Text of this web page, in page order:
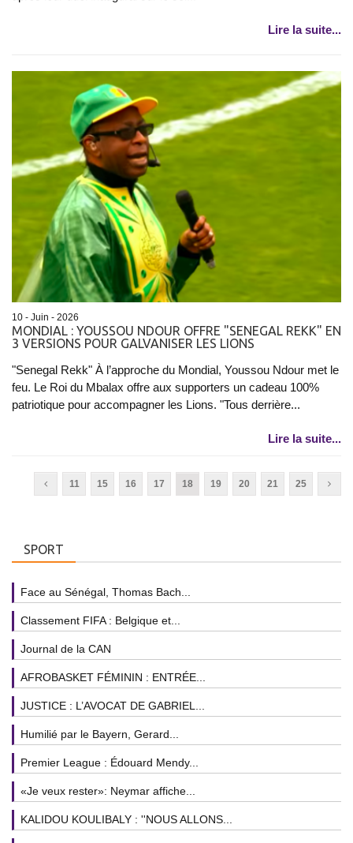
Lire la suite...
10 - Juin - 2026
MONDIAL : YOUSSOU NDOUR OFFRE "SENEGAL REKK" EN
3 VERSIONS POUR GALVANISER LES LIONS
"Senegal Rekk" À l’approche du Mondial, Youssou Ndour met le
feu. Le Roi du Mbalax offre aux supporters un cadeau 100%
patriotique pour accompagner les Lions. "Tous derrière...
Lire la suite...
11 15 16 17 18 19 20 21 25
SPORT
Face au Sénégal, Thomas Bach...
Classement FIFA : Belgique et...
Journal de la CAN
AFROBASKET FÉMININ : ENTRÉE...
JUSTICE : L’AVOCAT DE GABRIEL...
Humilié par le Bayern, Gerard...
Premier League : Édouard Mendy...
«Je veux rester»: Neymar affiche...
KALIDOU KOULIBALY : ''NOUS ALLONS...